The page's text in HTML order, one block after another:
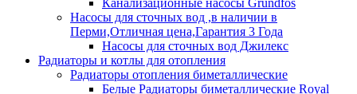
Насосы для сточных вод ,в наличии в
Перми,Отличная цена,Гарантия 3 Года
Насосы для сточных вод Джилекс
Радиаторы и котлы для отопления
Радиаторы отопления биметаллические
Белые Радиаторы биметаллические Royal